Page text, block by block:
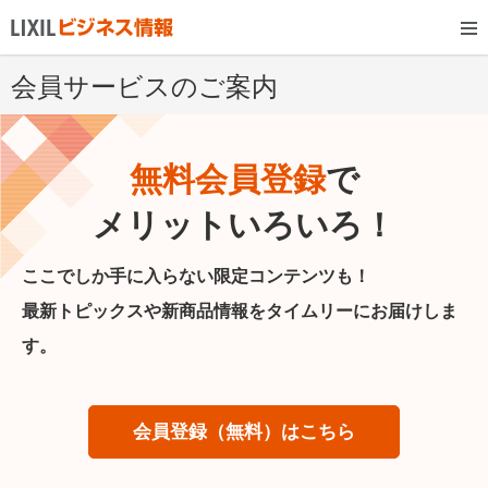
会員サービスのご案内
無料会員登録で
メリットいろいろ！
ここでしか手に入らない限定コンテンツも！
最新トピックスや新商品情報をタイムリーにお届けしま
す。
会員登録（無料）はこちら